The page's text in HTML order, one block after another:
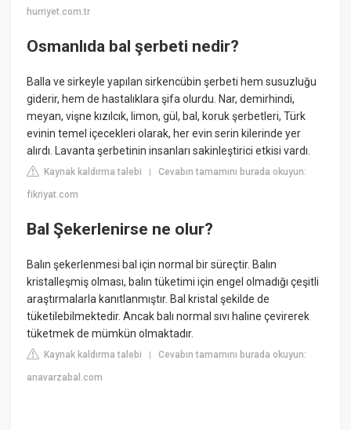
hurriyet.com.tr
Osmanlıda bal şerbeti nedir?
Balla ve sirkeyle yapılan sirkencübin şerbeti hem susuzluğu
giderir, hem de hastalıklara şifa olurdu. Nar, demirhindi,
meyan, vişne kızılcık, limon, gül, bal, koruk şerbetleri, Türk
evinin temel içecekleri olarak, her evin serin kilerinde yer
alırdı. Lavanta şerbetinin insanları sakinleştirici etkisi vardı.
Kaynak kaldırma talebi |Cevabın tamamını burada okuyun:
fikriyat.com
Bal Şekerlenirse ne olur?
Balın şekerlenmesi bal için normal bir süreçtir. Balın
kristalleşmiş olması, balın tüketimi için engel olmadığı çeşitli
araştırmalarla kanıtlanmıştır. Bal kristal şekilde de
tüketilebilmektedir. Ancak balı normal sıvı haline çevirerek
tüketmek de mümkün olmaktadır.
Kaynak kaldırma talebi |Cevabın tamamını burada okuyun:
anavarzabal.com